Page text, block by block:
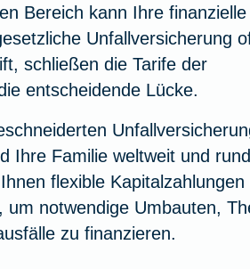
Zur
Jagd-
Zur
Zur
Zur
Zur
Bereich kann Ihre
Unfallversicherung
schließen die Tarife der
entscheidende Lücke.
Ihre Familie weltweit und
flexible
um notwendige Umbauten,
zu finanzieren.